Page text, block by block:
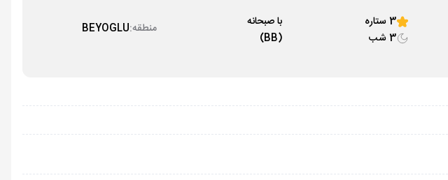
3 ستاره
3 شب
با صبحانه
(BB)
منطقه:BEYOGLU